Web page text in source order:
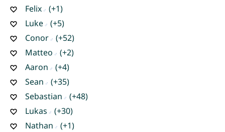
Felix
(+1)
Luke
(+5)
Conor
(+52)
Matteo
(+2)
Aaron
(+4)
Sean
(+35)
Sebastian
(+48)
Lukas
(+30)
Nathan
(+1)